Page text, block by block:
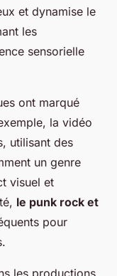
et dynamise le
les
sensorielle
ont marqué
la vidéo
utilisant des
un genre
visuel et
le punk rock et
pour